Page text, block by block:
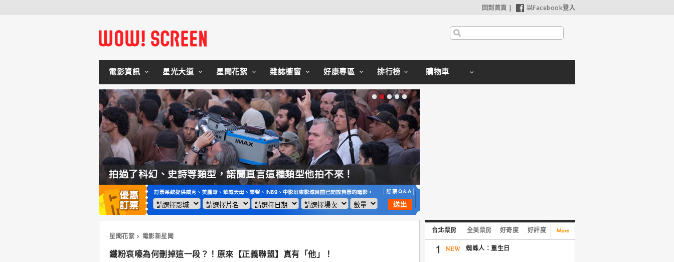
回到首頁 | 以Facebook登入
電影資訊 星光大道 星聞花絮 雜誌櫥窗 好康專區 排行榜 購物車
拍過了科幻、史詩等類型，諾蘭直言這種類型他拍不來！
星聞花絮 電影新星聞
鐵粉哀嚎為何刪掉這一段？！原來【正義聯盟】真有「他」！
台北票房 全美票房 好奇度 好評度
蜘蛛人：重生日